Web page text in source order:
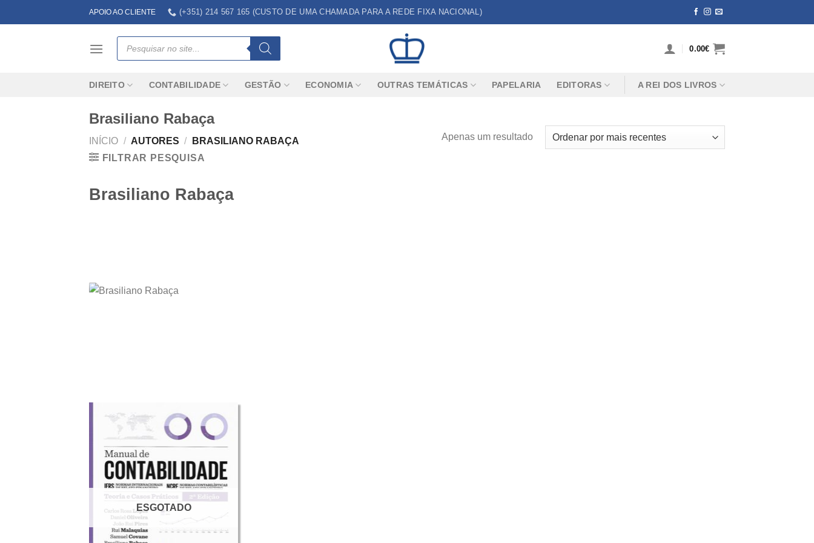
to
APOIO AO CLIENTE (+351) 214 567 165 (CUSTO DE UMA CHAMADA PARA A REDE FIXA NACIONAL)
Products
search
0.00€
DIREITO CONTABILIDADE GESTÃO ECONOMIA OUTRAS TEMÁTICAS PAPELARIA EDITORAS A REI DOS LIVROS
Brasiliano Rabaça
INÍCIO / AUTORES /
BRASILIANO RABAÇA
FILTRAR PESQUISA
Apenas um resultado
Brasiliano Rabaça
ESGOTADO